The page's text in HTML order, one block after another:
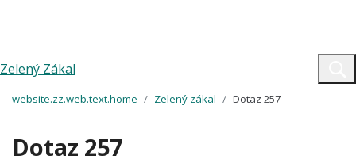
Zelený Zákal
website.zz.web.text.home Zelený zákal Dotaz 257
Dotaz 257